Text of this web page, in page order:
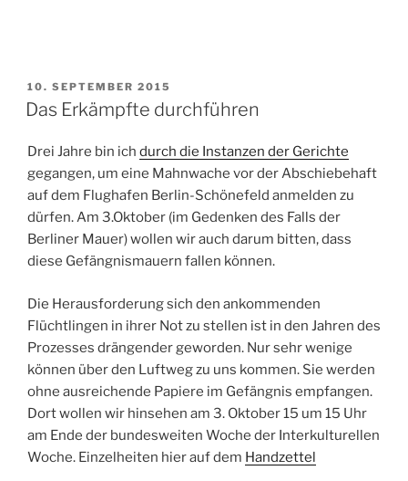
VERÖFFENTLICHT
AM
10. SEPTEMBER 2015
Das Erkämpfte durchführen
Drei Jahre bin ich durch die Instanzen der Gerichte
gegangen, um eine Mahnwache vor der Abschiebehaft
auf dem Flughafen Berlin-Schönefeld anmelden zu
dürfen. Am 3.Oktober (im Gedenken des Falls der
Berliner Mauer) wollen wir auch darum bitten, dass
diese Gefängnismauern fallen können.
Die Herausforderung sich den ankommenden
Flüchtlingen in ihrer Not zu stellen ist in den Jahren des
Prozesses drängender geworden. Nur sehr wenige
können über den Luftweg zu uns kommen. Sie werden
ohne ausreichende Papiere im Gefängnis empfangen.
Dort wollen wir hinsehen am 3. Oktober 15 um 15 Uhr
am Ende der bundesweiten Woche der Interkulturellen
Woche. Einzelheiten hier auf dem Handzettel